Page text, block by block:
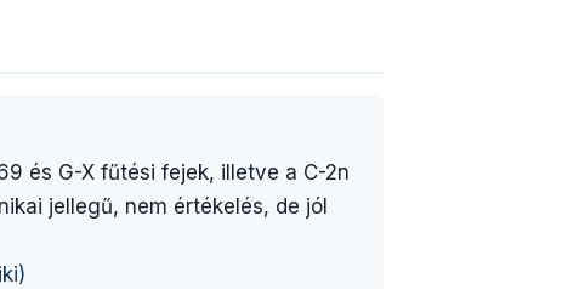
és G-X fűtési fejek, illetve a C-2n
jellegű, nem értékelés, de jól